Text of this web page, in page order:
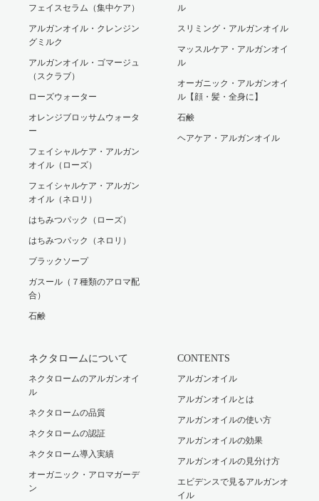
フェイスセラム（集中ケア）
アルガンオイル・クレンジン
グミルク
アルガンオイル・ゴマージュ
（スクラブ）
ローズウォーター
オレンジブロッサムウォータ
ー
フェイシャルケア・アルガン
オイル（ローズ）
フェイシャルケア・アルガン
オイル（ネロリ）
はちみつパック（ローズ）
はちみつパック（ネロリ）
ブラックソープ
ガスール（７種類のアロマ配
合）
石鹸
ル
スリミング・アルガンオイル
マッスルケア・アルガンオイ
ル
オーガニック・アルガンオイ
ル【顔・髪・全身に】
石鹸
ヘアケア・アルガンオイル
ネクタロームについて
ネクタロームのアルガンオイ
ル
ネクタロームの品質
ネクタロームの認証
ネクタローム導入実績
オーガニック・アロマガーデ
ン
CONTENTS
アルガンオイル
アルガンオイルとは
アルガンオイルの使い方
アルガンオイルの効果
アルガンオイルの見分け方
エビデンスで見るアルガンオ
イル